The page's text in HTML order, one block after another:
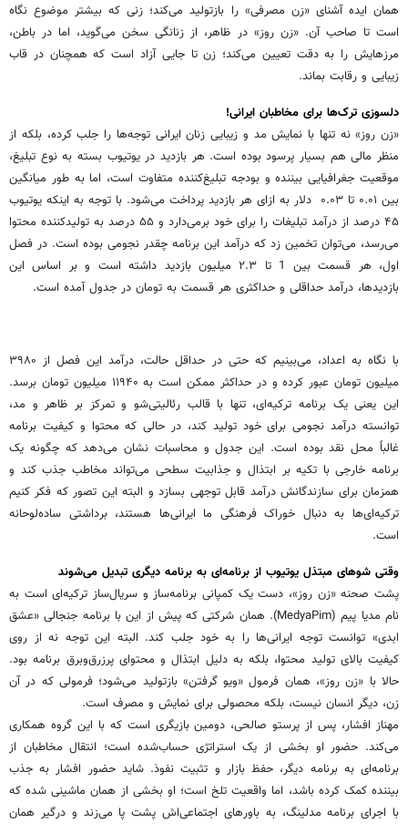
همان ایده‌ آشنای «زن مصرفی» را بازتولید می‌کند؛ زنی که بیشتر موضوع نگاه
است تا صاحب آن. «زن روز» در ظاهر، از زنانگی سخن می‌گوید، اما در باطن،
مرزهایش را به دقت تعیین می‌کند؛ زن تا جایی آزاد است که همچنان در قاب
زیبایی و رقابت بماند.
دلسوزی ترک‌ها برای مخاطبان ایرانی!
«زن روز» نه تنها با نمایش مد و زیبایی زنان ایرانی توجه‌ها را جلب کرده، بلکه از
منظر مالی هم بسیار پرسود بوده است. هر بازدید در یوتیوب بسته به نوع تبلیغ،
موقعیت جغرافیایی بیننده و بودجه تبلیغ‌کننده متفاوت است، اما به طور میانگین
بین ۰.۰۱ تا ۰.۰۳ دلار به ازای هر بازدید پرداخت می‌شود. با توجه به اینکه یوتیوب
۴۵ درصد از درآمد تبلیغات را برای خود برمی‌دارد و ۵۵ درصد به تولیدکننده محتوا
می‌رسد، می‌توان تخمین زد که درآمد این برنامه چقدر نجومی بوده است. در فصل
اول، هر قسمت بین 1 تا ۲.۳ میلیون بازدید داشته است و بر اساس این
بازدیدها، درآمد حداقلی و حداکثری هر قسمت به تومان در جدول آمده است.
با نگاه به اعداد، می‌بینیم که حتی در حداقل حالت، درآمد این فصل از ۳۹۸۰
میلیون تومان عبور کرده و در حداکثر ممکن است به ۱۱۹۴۰ میلیون تومان برسد.
این یعنی یک برنامه ترکیه‌ای، تنها با قالب رئالیتی‌شو و تمرکز بر ظاهر و مد،
توانسته درآمد نجومی برای خود تولید کند، در حالی که محتوا و کیفیت برنامه
غالباً محل نقد بوده است. این جدول و محاسبات نشان می‌دهد که چگونه یک
برنامه خارجی با تکیه بر ابتذال و جذابیت سطحی می‌تواند مخاطب جذب کند و
همزمان برای سازندگانش درآمد قابل توجهی بسازد و البته این تصور که فکر کنیم
ترکیه‌ای‌ها به دنبال خوراک فرهنگی ما ایرانی‌ها هستند، برداشتی ساده‌لوحانه
است.
وقتی شوهای مبتذل یوتیوب از برنامه‌ای به برنامه‌ دیگری تبدیل می‌شوند
پشت صحنه‌ «زن روز»، دست یک کمپانی برنامه‌ساز و سریال‌ساز ترکیه‌ای است به
نام مدیا پیم (MedyaPim). همان شرکتی که پیش از این با برنامه جنجالی «عشق
ابدی» توانست توجه ایرانی‌ها را به خود جلب کند. البته این توجه نه از روی
کیفیت بالای تولید محتوا، بلکه به دلیل ابتذال و محتوای پرزرق‌وبرق برنامه بود.
حالا با «زن روز»، همان فرمول «ویو گرفتن» بازتولید می‌شود؛ فرمولی که در آن
زن، دیگر انسان نیست، بلکه محصولی برای نمایش و مصرف است.
مهناز افشار، پس از پرستو صالحی، دومین بازیگری است که با این گروه همکاری
می‌کند. حضور او بخشی از یک استراتژی حساب‌شده است؛ انتقال مخاطبان از
برنامه‌ای به برنامه دیگر، حفظ بازار و تثبیت نفوذ. شاید حضور افشار به جذب
بیننده کمک کرده باشد، اما واقعیت تلخ است؛ او بخشی از همان ماشینی شده که
با اجرای برنامه مدلینگ، به باورهای اجتماعی‌اش پشت پا می‌زند و درگیر همان